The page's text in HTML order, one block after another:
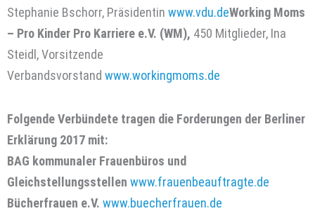
Stephanie Bschorr, Präsidentin www.vdu.deWorking Moms
– Pro Kinder Pro Karriere e.V. (WM), 450 Mitglieder, Ina
Steidl, Vorsitzende
Verbandsvorstand www.workingmoms.de
Folgende Verbündete tragen die Forderungen der Berliner
Erklärung 2017 mit:
BAG kommunaler Frauenbüros und
Gleichstellungsstellen www.frauenbeauftragte.de
Bücherfrauen e.V. www.buecherfrauen.de